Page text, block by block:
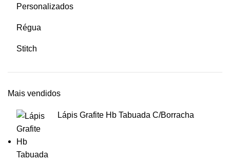
Personalizados
Régua
Stitch
Mais vendidos
Lápis Grafite Hb Tabuada C/Borracha